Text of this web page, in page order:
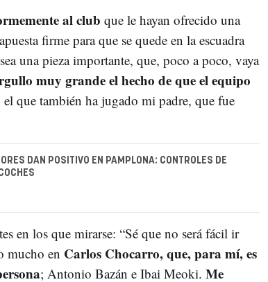
al club que le hayan ofrecido una
firme para que se quede en la escuadra
una pieza importante, que, poco a poco, vaya
muy grande el hecho de que el equipo
el que también ha jugado mi padre, que fue
DAN POSITIVO EN PAMPLONA: CONTROLES DE
en los que mirarse: “Sé que no será fácil ir
mucho en Carlos Chocarro, que, para mí, es
; Antonio Bazán e Ibai Meoki. Me